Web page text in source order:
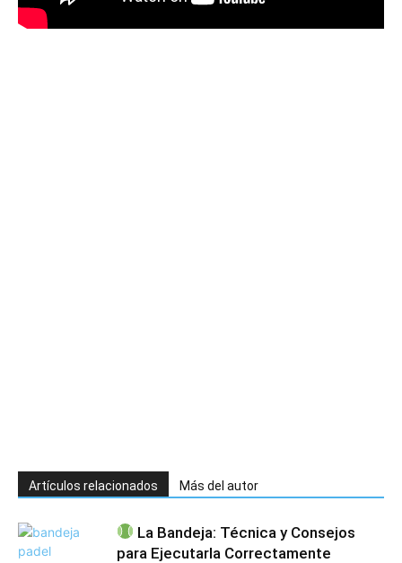
Artículos relacionados Más del autor
La Bandeja: Técnica y Consejos
para Ejecutarla Correctamente